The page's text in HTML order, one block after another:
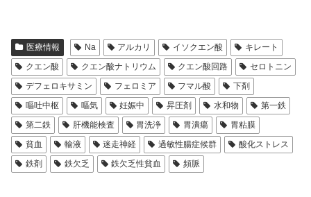
医療情報 Na アルカリ イソクエン酸
キレート
クエン酸
クエン酸ナトリウム クエン酸回路
セロトニン
デフェロキサミン
フェロミア フマル酸
下剤
嘔吐中枢
嘔気 妊娠中 昇圧剤 水和物
第一鉄
第二鉄
肝機能検査 胃洗浄 胃潰瘍
胃粘膜
貧血
輸液 迷走神経 過敏性腸症候群
酸化ストレス
鉄剤
鉄欠乏 鉄欠乏性貧血 頻脈